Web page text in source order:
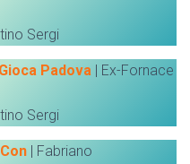
Sergi
Gioca Padova | Ex-Fornace
Sergi
| Fabriano